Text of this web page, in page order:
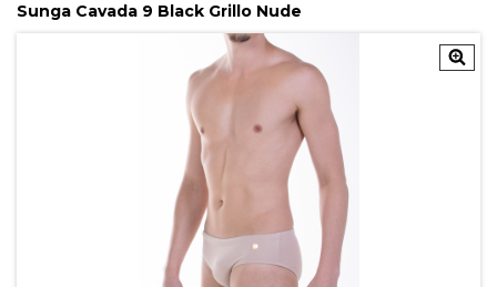
Sunga Cavada 9 Black Grillo Nude